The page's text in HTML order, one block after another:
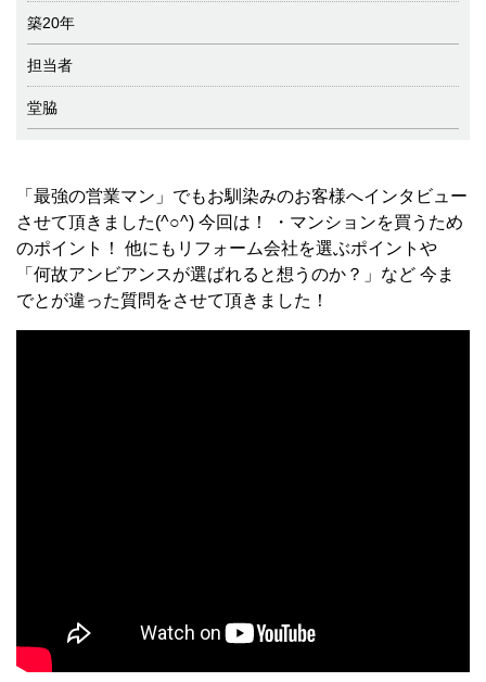
築20年
担当者
堂脇
「最強の営業マン」でもお馴染みのお客様へインタビュー
させて頂きました(^○^) 今回は！ ・マンションを買うため
のポイント！ 他にもリフォーム会社を選ぶポイントや
「何故アンビアンスが選ばれると想うのか？」など 今ま
でとが違った質問をさせて頂きました！